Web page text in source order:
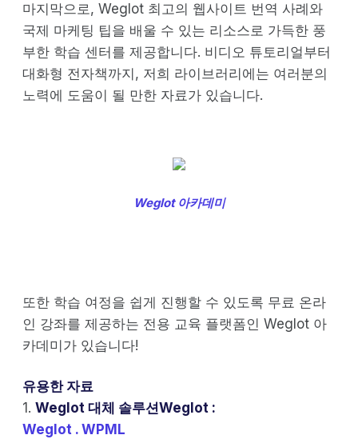
마지막으로, Weglot 최고의 웹사이트 번역 사례와
국제 마케팅 팁을 배울 수 있는 리소스로 가득한 풍
부한 학습 센터를 제공합니다. 비디오 튜토리얼부터
대화형 전자책까지, 저희 라이브러리에는 여러분의
노력에 도움이 될 만한 자료가 있습니다.
Weglot 아카데미
또한 학습 여정을 쉽게 진행할 수 있도록 무료 온라
인 강좌를 제공하는 전용 교육 플랫폼인 Weglot 아
카데미가 있습니다!
유용한 자료
1. Weglot 대체 솔루션Weglot :
Weglot . WPML